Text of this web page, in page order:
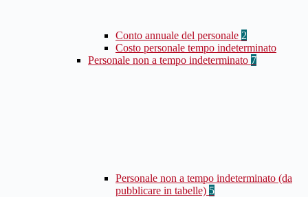
Conto annuale del personale 2
Costo personale tempo indeterminato
Personale non a tempo indeterminato 7
Personale non a tempo indeterminato (da
pubblicare in tabelle) 5